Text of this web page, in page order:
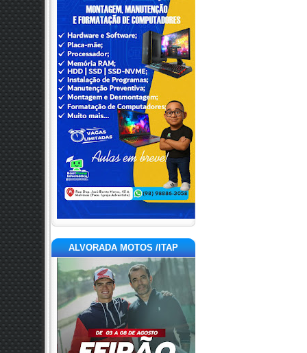
ALVORADA MOTOS /ITAP